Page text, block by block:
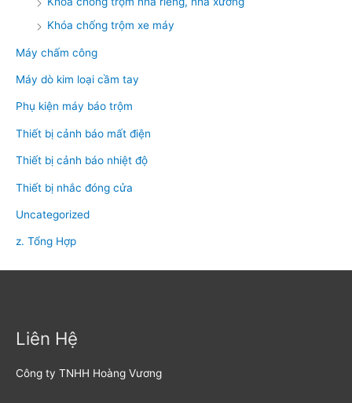
Khóa chống trộm xe máy
Máy chấm công
Máy dò kim loại cầm tay
Phụ kiện máy báo trộm
Thiết bị cảnh báo mất điện
Thiết bị cảnh báo nhiệt độ
Thiết bị nhắc đóng cửa
Uncategorized
z. Tổng Hợp
Liên Hệ
Công ty TNHH Hoàng Vương